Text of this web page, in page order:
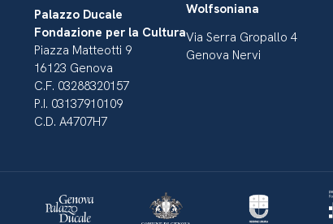
Palazzo Ducale
Fondazione per la Cultura
Piazza Matteotti 9
16123 Genova
C.F. 03288320157
P.I. 03137910109
C.D. A4707H7
Wolfsoniana
Via Serra Gropallo 4
Genova Nervi